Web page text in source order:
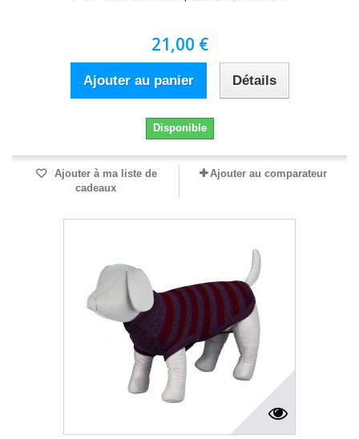
21,00 €
Ajouter au panier Détails
Disponible
Ajouter à ma liste de
cadeaux
Ajouter au comparateur